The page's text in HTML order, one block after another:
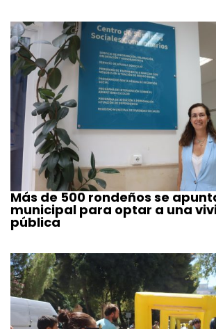
Más de 500 rondeños se
municipal para optar a una
pública